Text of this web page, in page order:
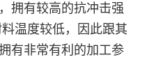
拥有较高的抗冲击强
温度较低，因此跟其
有非常有利的加工参